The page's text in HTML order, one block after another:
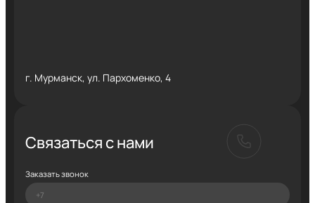
г. Мурманск, ул. Пархоменко, 4
Связаться с нами
Заказать звонок